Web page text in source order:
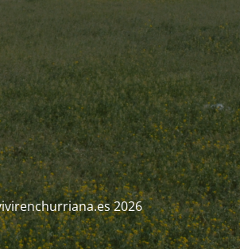
2026